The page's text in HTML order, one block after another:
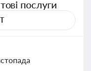
послуги